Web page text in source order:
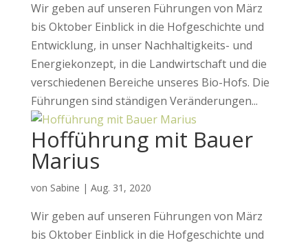
Wir geben auf unseren Führungen von März
bis Oktober Einblick in die Hofgeschichte und
Entwicklung, in unser Nachhaltigkeits- und
Energiekonzept, in die Landwirtschaft und die
verschiedenen Bereiche unseres Bio-Hofs. Die
Führungen sind ständigen Veränderungen...
Hofführung mit Bauer
Marius
von Sabine | Aug. 31, 2020
Wir geben auf unseren Führungen von März
bis Oktober Einblick in die Hofgeschichte und